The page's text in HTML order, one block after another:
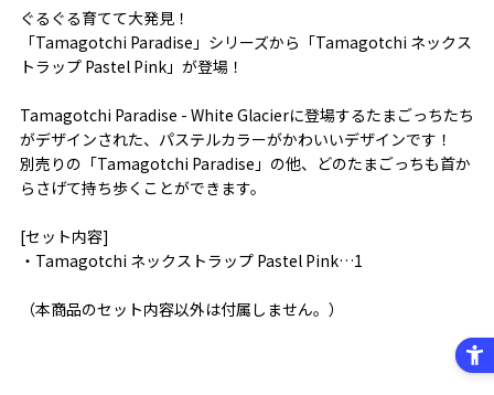
ぐるぐる育てて大発見！
「Tamagotchi Paradise」シリーズから「Tamagotchi ネックス
トラップ Pastel Pink」が登場！
Tamagotchi Paradise - White Glacierに登場するたまごっちたち
がデザインされた、パステルカラーがかわいいデザインです！
別売りの「Tamagotchi Paradise」の他、どのたまごっちも首か
らさげて持ち歩くことができます。
[セット内容]
・Tamagotchi ネックストラップ Pastel Pink…1
（本商品のセット内容以外は付属しません。）